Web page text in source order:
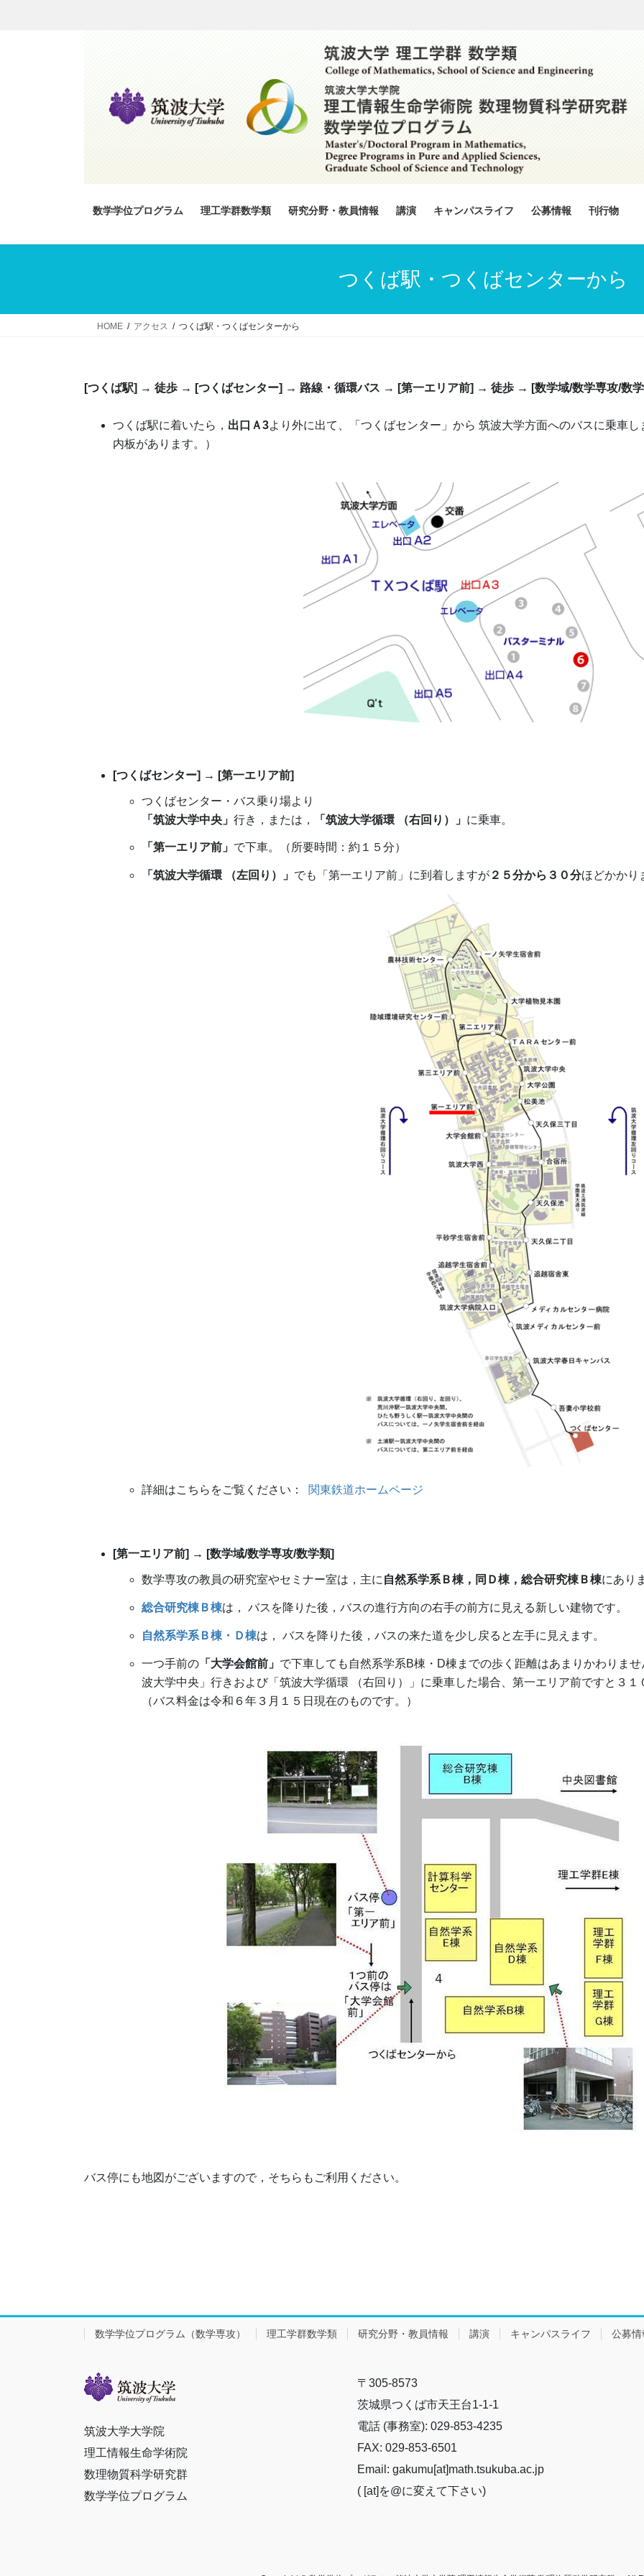
数学学位プログラム 理工学群数学類 研究分野・教員情報 講演 キャンパスライフ 公募情報 刊行物
つくば駅・つくばセンターから
HOME アクセス つくば駅・つくばセンターから
[つくば駅] → 徒歩 → [つくばセンター] → 路線・循環バス → [第一エリア前] → 徒歩 → [数学域/数学専攻/数
つくば駅に着いたら， 出口Ａ3より外に出て、「つくばセンター」から 筑波大学方面へのバスに乗車
内板があります。）
[つくばセンター] → [第一エリア前]
つくばセンター・バス乗り場より
「筑波大学中央」 行き，または， 「筑波大学循環 （右回り）」 に乗車。
「第一エリア前」 で下車。（所要時間：約１５分）
「筑波大学循環 （左回り）」 でも「第一エリア前」に到着しますが ２５分から３０分ほどかかり
詳細はこちらをご覧ください： 関東鉄道ホームページ
[第一エリア前] → [数学域/数学専攻/数学類]
数学専攻の教員の研究室やセミナー室は，主に 自然系学系Ｂ棟，同Ｄ棟，総合研究棟Ｂ棟にあ
総合研究棟Ｂ棟は， バスを降りた後，バスの進行方向の右手の前方に見える新しい建物です。
自然系学系Ｂ棟・Ｄ棟は， バスを降りた後，バスの来た道を少し戻ると左手に見えます。
一つ手前の 「大学会館前」 で下車しても自然系学系B棟・D棟までの歩く距離はあまりかわりま
波大学中央」行きおよび「筑波大学循環 （右回り）」に乗車した場合、第一エリア前ですと３
（バス料金は令和６年３月１５日現在のものです。）
バス停にも地図がございますので，そちらもご利用ください。
数学学位プログラム（数学専攻） 理工学群数学類 研究分野・教員情報 講演 キャンパスライフ 公募情
筑波大学大学院
理工情報生命学術院
数理物質科学研究群
数学学位プログラム
〒305-8573
茨城県つくば市天王台1-1-1
電話 (事務室): 029-853-4235
FAX: 029-853-6501
Email: gakumu[at]math.tsukuba.ac.jp
( [at]を@に変えて下さい)